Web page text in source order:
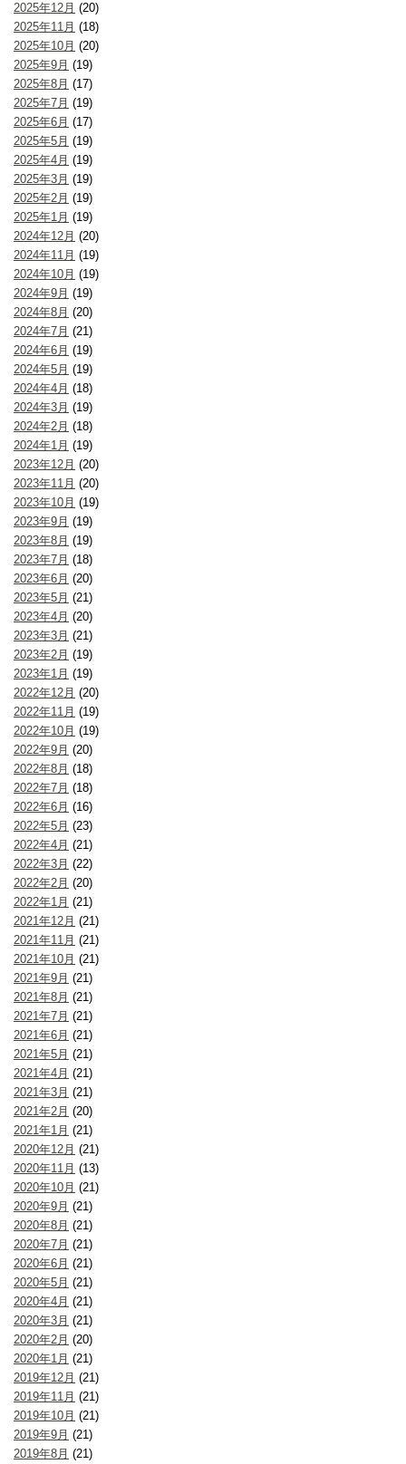
2025年12月 (20)
2025年11月 (18)
2025年10月 (20)
2025年9月 (19)
2025年8月 (17)
2025年7月 (19)
2025年6月 (17)
2025年5月 (19)
2025年4月 (19)
2025年3月 (19)
2025年2月 (19)
2025年1月 (19)
2024年12月 (20)
2024年11月 (19)
2024年10月 (19)
2024年9月 (19)
2024年8月 (20)
2024年7月 (21)
2024年6月 (19)
2024年5月 (19)
2024年4月 (18)
2024年3月 (19)
2024年2月 (18)
2024年1月 (19)
2023年12月 (20)
2023年11月 (20)
2023年10月 (19)
2023年9月 (19)
2023年8月 (19)
2023年7月 (18)
2023年6月 (20)
2023年5月 (21)
2023年4月 (20)
2023年3月 (21)
2023年2月 (19)
2023年1月 (19)
2022年12月 (20)
2022年11月 (19)
2022年10月 (19)
2022年9月 (20)
2022年8月 (18)
2022年7月 (18)
2022年6月 (16)
2022年5月 (23)
2022年4月 (21)
2022年3月 (22)
2022年2月 (20)
2022年1月 (21)
2021年12月 (21)
2021年11月 (21)
2021年10月 (21)
2021年9月 (21)
2021年8月 (21)
2021年7月 (21)
2021年6月 (21)
2021年5月 (21)
2021年4月 (21)
2021年3月 (21)
2021年2月 (20)
2021年1月 (21)
2020年12月 (21)
2020年11月 (13)
2020年10月 (21)
2020年9月 (21)
2020年8月 (21)
2020年7月 (21)
2020年6月 (21)
2020年5月 (21)
2020年4月 (21)
2020年3月 (21)
2020年2月 (20)
2020年1月 (21)
2019年12月 (21)
2019年11月 (21)
2019年10月 (21)
2019年9月 (21)
2019年8月 (21)